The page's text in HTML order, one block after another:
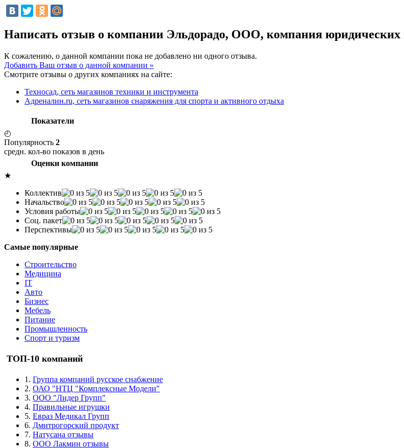
Написать отзыв о компании Эльдорадо, ООО, компания юридических
К сожалению, о данной компании пока не добавлено ни одного отзыва.
Добавить Ваш отзыв о данной компании »
Смотрите отзывы о других компаниях на сайте:
Техносад, сеть магазинов техники и инструмента
Адреналин.ru, сеть магазинов снаряжения для спорта и активного отдыха
Показатели
◴
Популярность 2
средн. кол-во показов в день
Оценки компании
★
Коллектив
Начальство
Условия работы
Соц. пакет
Перспективы
Самые популярные
Строительство
Медицина
IT
Авто
Бизнес
Мебель
Питание
Промышленность
Спорт и туризм
ТОП-10 компаний
1. Группа компаний русское снабжение
2. ОАО "НТЦ "Комплексные Модели"
3. ООО "Лидер Групп"
4. Правильные игрушки
5. Евраз Медикал Групп
6. Дмитрогорский продукт
7. Натусана отзывы
8. ООО Лакмин отзывы